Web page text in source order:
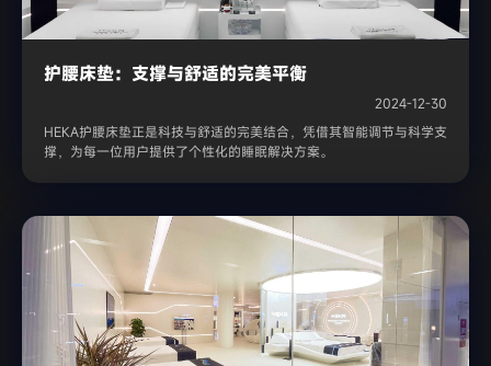
护腰床垫：支撑与舒适的完美平衡
2024-12-30
HEKA护腰床垫正是科技与舒适的完美结合，凭借其智能调节与科学支
撑，为每一位用户提供了个性化的睡眠解决方案。